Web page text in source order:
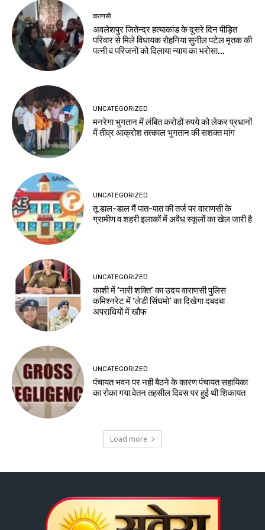
वाराणसी
अवलेशपुर जितेन्द्र हत्याकांड के दूसरे दिन पीड़ित
परिवार से मिले विधायक रोहनिया सुनील पटेल मृतक की
पत्नी व परिजनों को दिलाया न्याय का भरोसा...
UNCATEGORIZED
मनरेगा भुगतान में लंबित करोड़ों रुपये को लेकर प्रधानों
में तीव्र आक्रोश तत्काल भुगतान की सशक्त मांग
UNCATEGORIZED
तू डाल-डाल मैं पात-पात की तर्ज पर वाराणसी के
ग्रामीण व शहरी इलाकों में अवैध स्कूलों का खेल जारी है
UNCATEGORIZED
काशी में ‘नारी शक्ति’ का उदय वाराणसी पुलिस
कमिश्नरेट में ‘लेडी सिंघमो’ का दिखेगा दबदबा
अपराधियों में खौफ
UNCATEGORIZED
पंचायत भवन पर नही बैठने के कारण पंचायत सहायिका
का रोका गया वेतन तहसील दिवस पर हुई थी शिकायत
Load more